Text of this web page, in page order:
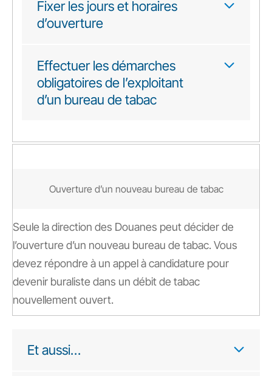
Fixer les jours et horaires
d’ouverture
Effectuer les démarches
obligatoires de l’exploitant
d’un bureau de tabac
Ouverture d’un nouveau bureau de tabac
Seule la direction des Douanes peut décider de
l’ouverture d’un nouveau bureau de tabac. Vous
devez répondre à un appel à candidature pour
devenir buraliste dans un débit de tabac
nouvellement ouvert.
Et aussi…